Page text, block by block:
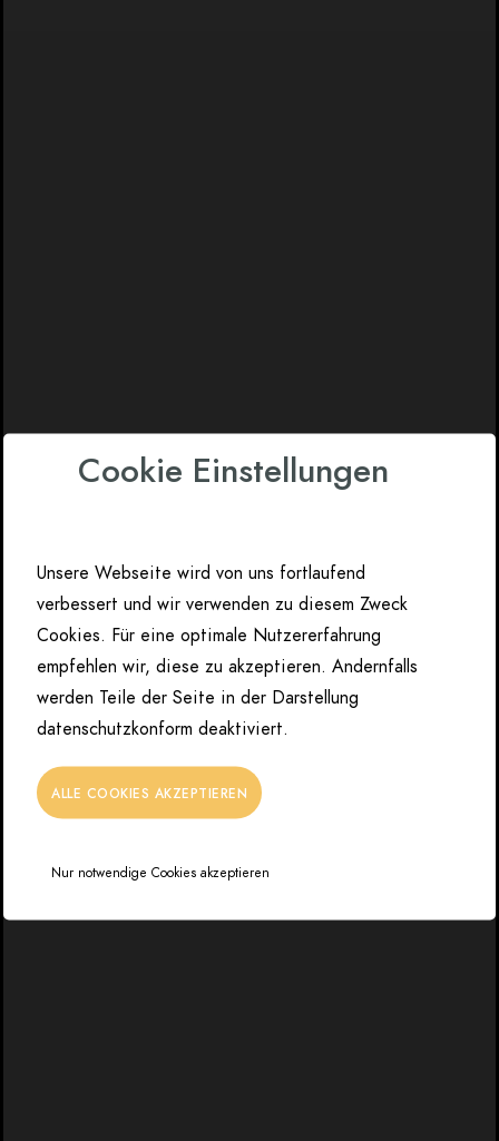
Cookie Einstellungen
Unsere Webseite wird von uns fortlaufend
verbessert und wir verwenden zu diesem Zweck
Cookies. Für eine optimale Nutzererfahrung
empfehlen wir, diese zu akzeptieren. Andernfalls
werden Teile der Seite in der Darstellung
datenschutzkonform deaktiviert.
ALLE COOKIES AKZEPTIEREN
Nur notwendige Cookies akzeptieren